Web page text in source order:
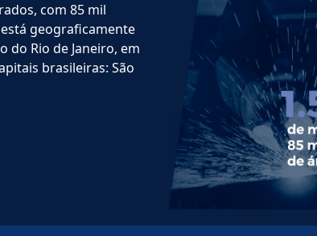
com 85 mil
geograficamente
do Rio de Janeiro, em
brasileiras: São